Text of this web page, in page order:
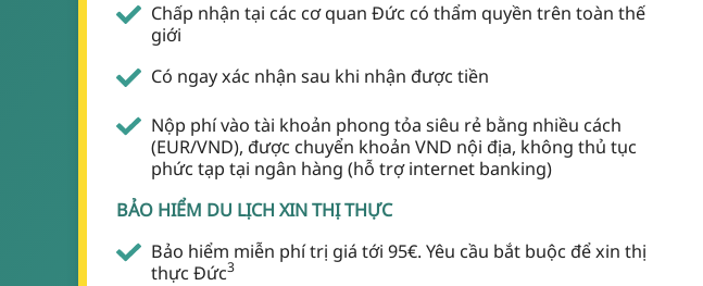
Chấp nhận tại các cơ quan Đức có thẩm quyền trên toàn thế
giới
Có ngay xác nhận sau khi nhận được tiền
Nộp phí vào tài khoản phong tỏa siêu rẻ bằng nhiều cách
(EUR/VND), được chuyển khoản VND nội địa, không thủ tục
phức tạp tại ngân hàng (hỗ trợ internet banking)
BẢO HIỂM DU LỊCH XIN THỊ THỰC
Bảo hiểm miễn phí trị giá tới 95€. Yêu cầu bắt buộc để xin thị
thực Đức3